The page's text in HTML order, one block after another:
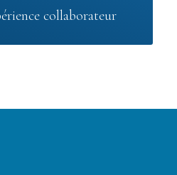
collaborateur